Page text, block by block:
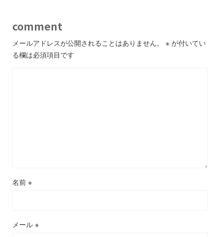
comment
メールアドレスが公開されることはありません。 ※ が付いてい
る欄は必須項目です
名前 ※
メール ※